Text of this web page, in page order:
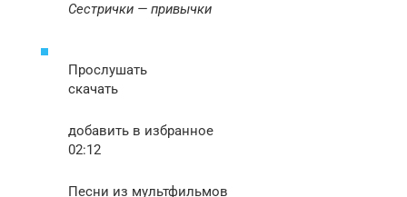
Сестрички — привычки
Прослушать
скачать
добавить в избранное
02:12
Песни из мультфильмов